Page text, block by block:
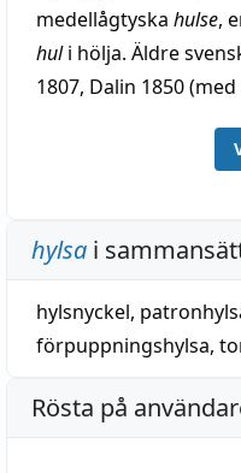
medellågtyska hulse,
huli hölja. Äldre
1807, Dalin 1850 (med
hylsa i
hylsnyckel,
förpuppningshylsa,
Rösta på